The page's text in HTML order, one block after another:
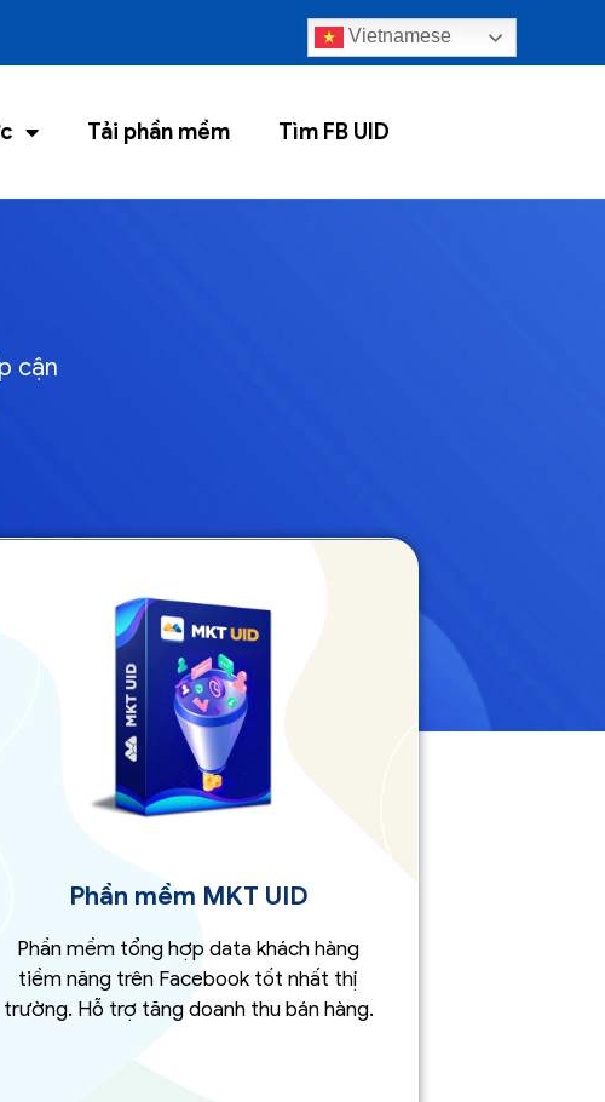
Vietnamese
Tải phần mềm Tìm FB UID
cận
Phần mềm MKT UID
Phần mềm tổng hợp data khách hàng
tiềm năng trên Facebook tốt nhất thị
trường. Hỗ trợ tăng doanh thu bán hàng.